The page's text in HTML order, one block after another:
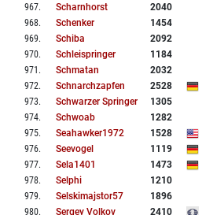
967. Scharnhorst
2040
968. Schenker
1454
969. Schiba
2092
970. Schleispringer
1184
971 . Schmatan
2032
972. Schnarchzapfen
2528
973. Schwarzer Springer
1305
974. Schwoab
1282
975. Seahawker1972
1528
976. Seevogel
1119
977. Sela1401
1473
978. Selphi
1210
979. Selskimajstor57
1896
980. Sergey Volkov
2410